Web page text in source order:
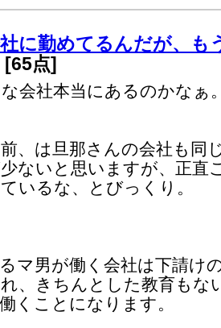
社に勤めてるんだが、も
[65点]
会社本当にあるのかなぁ
、は旦那さんの会社も同
ないと思いますが、正直
いるな、とびっくり。
マ男が働く会社は下請け
、きちんとした教育もな
くことになります。